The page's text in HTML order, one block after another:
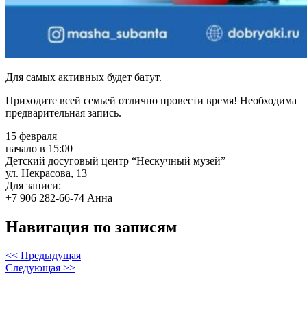
Для самых активных будет батут.
Приходите всей семьей отлично провести время! Необходима
предварительная запись.
15 февраля
начало в 15:00
Детский досуговый центр “Нескучный музей”
ул. Некрасова, 13
Для записи:
+7 906 282-66-74 Анна
Навигация по записям
<< Предыдущая
Следующая >>